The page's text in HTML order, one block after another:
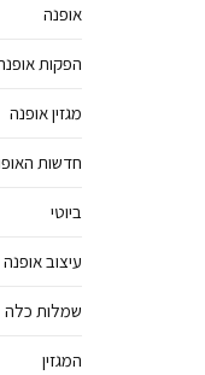
אופנה
הפקות
מגזין אופנה
חדשות
ביוטי
עיצוב אופנה
שמלות כלה
המגזין